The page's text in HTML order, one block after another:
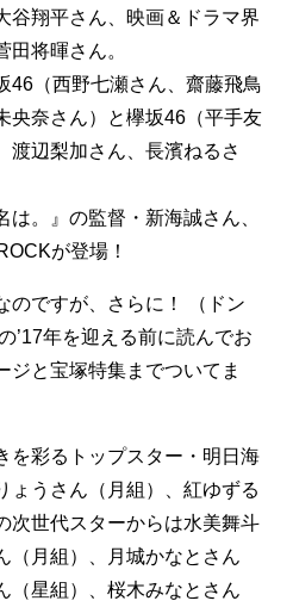
谷翔平さん、映画＆ドラマ界
将暉さん。
46（西野七瀬さん、齋藤飛鳥
央奈さん）と欅坂46（平手友
渡辺梨加さん、長濱ねるさ
。』の監督・新海誠さん、
が登場！
のですが、さらに！ （ドン
’17年を迎える前に読んでお
ジと宝塚特集までついてま
を彩るトップスター・明日海
ょうさん（月組）、紅ゆずる
次世代スターからは水美舞斗
（月組）、月城かなとさん
（星組）、桜木みなとさん